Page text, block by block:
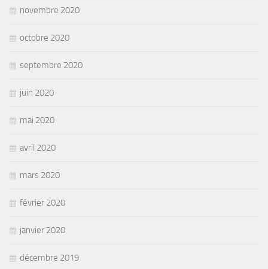
novembre 2020
octobre 2020
septembre 2020
juin 2020
mai 2020
avril 2020
mars 2020
février 2020
janvier 2020
décembre 2019